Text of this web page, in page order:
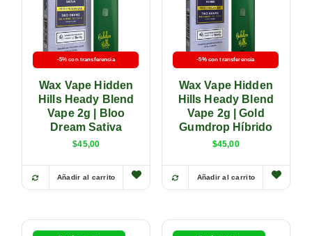
-5% con transferencia
Wax Vape Hidden
Hills Heady Blend
Vape 2g | Bloo
Dream Sativa
$45,00
Añadir al carrito
-5% con transferencia
Wax Vape Hidden
Hills Heady Blend
Vape 2g | Gold
Gumdrop Híbrido
$45,00
Añadir al carrito